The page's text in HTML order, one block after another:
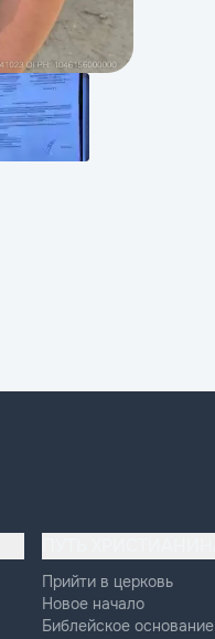
Прийти в церковь
Новое начало
Библейское основание